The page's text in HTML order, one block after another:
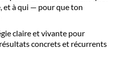
et à qui — pour que ton
claire et vivante pour
concrets et récurrents